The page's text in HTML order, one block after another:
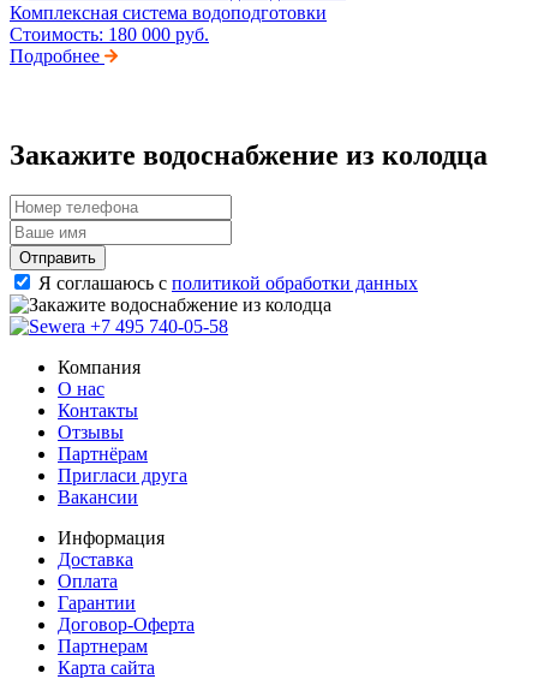
Комплексная система водоподготовки
Стоимость: 180 000 руб.
Подробнее
Закажите водоснабжение из колодца
Отправить
Я соглашаюсь с политикой обработки данных
+7 495 740-05-58
Компания
О нас
Контакты
Отзывы
Партнёрам
Пригласи друга
Вакансии
Информация
Доставка
Оплата
Гарантии
Договор-Оферта
Партнерам
Карта сайта